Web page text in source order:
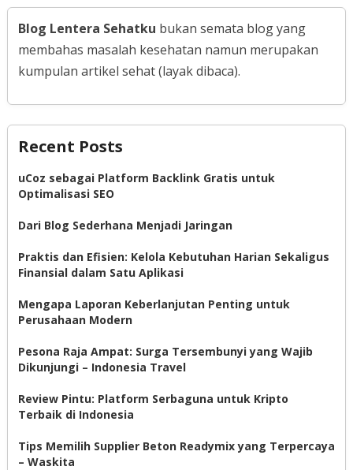
Blog Lentera Sehatku bukan semata blog yang
membahas masalah kesehatan namun merupakan
kumpulan artikel sehat (layak dibaca).
Recent Posts
uCoz sebagai Platform Backlink Gratis untuk
Optimalisasi SEO
Dari Blog Sederhana Menjadi Jaringan
Praktis dan Efisien: Kelola Kebutuhan Harian Sekaligus
Finansial dalam Satu Aplikasi
Mengapa Laporan Keberlanjutan Penting untuk
Perusahaan Modern
Pesona Raja Ampat: Surga Tersembunyi yang Wajib
Dikunjungi – Indonesia Travel
Review Pintu: Platform Serbaguna untuk Kripto
Terbaik di Indonesia
Tips Memilih Supplier Beton Readymix yang Terpercaya
– Waskita